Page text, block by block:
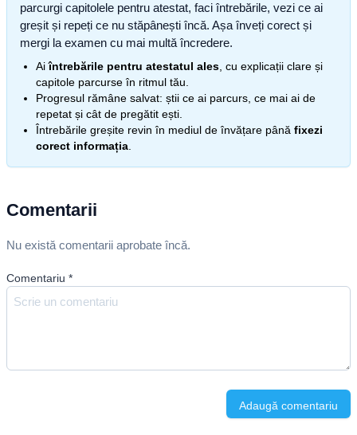
parcurgi capitolele pentru atestat, faci întrebările, vezi ce ai
greșit și repeți ce nu stăpânești încă. Așa înveți corect și
mergi la examen cu mai multă încredere.
Aiîntrebările pentru atestatul ales , cu explicații clare și
capitole parcurse în ritmul tău.
Progresul rămâne salvat: știi ce ai parcurs, ce mai ai de
repetat și cât de pregătit ești.
Întrebările greșite revin în mediul de învățare până fixezi
corect informația
Comentarii
Nu există comentarii aprobate încă.
Comentariu *
Adaugă comentariu